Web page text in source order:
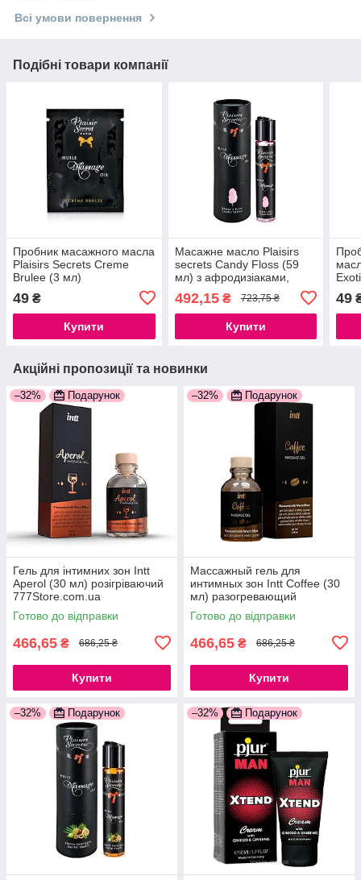
Всі умови повернення
Подібні товари компанії
Пробник масажного масла
Plaisirs Secrets Creme
Brulee (3 мл)
49 ₴
Купити
Масажне масло Plaisirs
secrets Candy Floss (59
мл) з афродизіаками,
упаковка 777Store.com.ua
492,15₴ 723,75 ₴
Купити
49
Акційні пропозиції та новинки
–32% Подарунок
Гель для інтимних зон Intt
Aperol (30 мл) розігріваючий
777Store.com.ua
Готово до відправки
466,65 ₴ 686,25 ₴
Купити
–32% Подарунок
Массажный гель для
интимных зон Intt Coffee (30
мл) разогревающий
777Store.com.ua
Готово до відправки
466,65 ₴ 686,25 ₴
Купити
–32% Подарунок –32% Подарунок